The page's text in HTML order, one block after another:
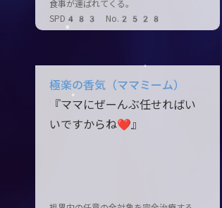
食事が運ばれてくる。
SPD483 No.2528
極楽の香気（ママミーム）
『ママにぜーんぶ任せればい
いですからね❤』